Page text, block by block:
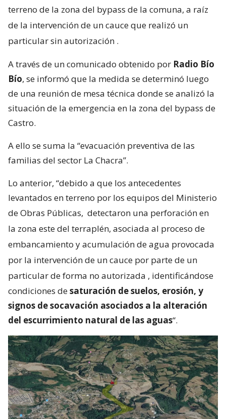
terreno de la zona del bypass de la comuna, a raíz
de la intervención de un cauce que realizó un
particular sin autorización .
A través de un comunicado obtenido por Radio Bío
Bío, se informó que la medida se determinó luego
de una reunión de mesa técnica donde se analizó la
situación de la emergencia en la zona del bypass de
Castro.
A ello se suma la “evacuación preventiva de las
familias del sector La Chacra”.
Lo anterior, “debido a que los antecedentes
levantados en terreno por los equipos del Ministerio
de Obras Públicas, detectaron una perforación en
la zona este del terraplén, asociada al proceso de
embancamiento y acumulación de agua provocada
por la intervención de un cauce por parte de un
particular de forma no autorizada , identificándose
condiciones desaturación de suelos, erosión, y
signos de socavación asociados a la alteración
del escurrimiento natural de las aguas“.